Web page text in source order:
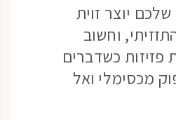
יוצר זוית
וחשוב
כשדברים
מכסימלי ואל